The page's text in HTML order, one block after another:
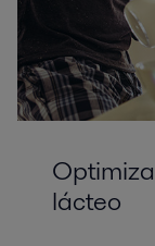
lácteo